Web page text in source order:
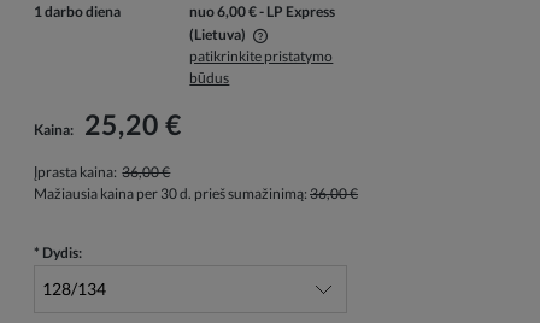
1 darbo diena
nuo 6,00 €- LP Express
(Lietuva)
Į kainą neįskaičiuotos galimos mokėjimo išlaidos
patikrinkite pristatymo
būdus
Kaina: 25,20 €
Įprasta kaina: 36,00 €
Mažiausia kaina per 30 d. prieš sumažinimą: 36,00 €
* Dydis: